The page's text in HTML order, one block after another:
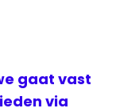
gaat vast
via